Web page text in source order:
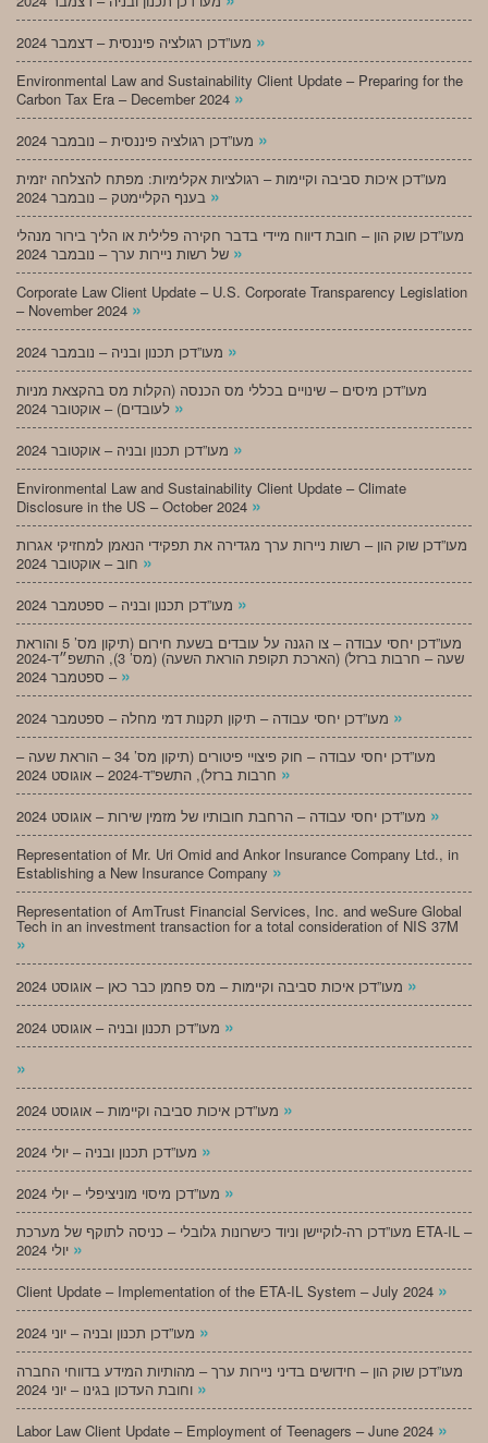
»
Environmental Law and Sustainability Client Update – Preparing for the
Carbon Tax Era – December 2024 »
»
מעו”דכן איכות סביבה וקיימות – רגולציות אקלימיות: מפתח להצלחה יזמית
»
מעו”דכן שוק הון – חובת דיווח מיידי בדבר חקירה פלילית או הליך בירור מנהלי
»
Corporate Law Client Update – U.S. Corporate Transparency Legislation
– November 2024 »
»
מעו”דכן מיסים – שינויים בכללי מס הכנסה (הקלות מס בהקצאת מניות
»
»
Environmental Law and Sustainability Client Update – Climate
Disclosure in the US – October 2024 »
מעו”דכן שוק הון – רשות ניירות ערך מגדירה את תפקידי הנאמן למחזיקי אגרות
»
»
מעו”דכן יחסי עבודה – צו הגנה על עובדים בשעת חירום (תיקון מס’ 5 והוראת
שעה – חרבות ברזל) (הארכת תקופת הוראת השעה) (מס’ 3), התשפ״ד-2024
– ספטמבר 2024 »
»
מעו”דכן יחסי עבודה – חוק פיצויי פיטורים (תיקון מס’ 34 – הוראת שעה –
»
»
Representation of Mr. Uri Omid and Ankor Insurance Company Ltd., in
Establishing a New Insurance Company »
Representation of AmTrust Financial Services, Inc. and weSure Global
Tech in an investment transaction for a total consideration of NIS 37M
»
»
»
»
»
»
»
מעו”דכן רה-לוקיישן וניוד כישרונות גלובלי – כניסה לתוקף של מערכת ETA-IL –
»
Client Update – Implementation of the ETA-IL System – July 2024 »
»
מעו”דכן שוק הון – חידושים בדיני ניירות ערך – מהותיות המידע בדווחי החברה
»
Labor Law Client Update – Employment of Teenagers – June 2024 »